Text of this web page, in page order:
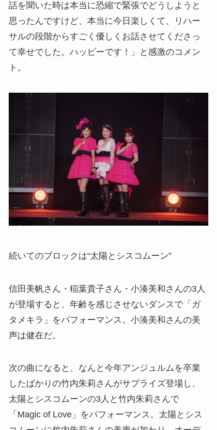
話を聞いた時は本当に恐縮で緊張でどうしようと
思ったんですけど、本当に今日楽しくて、リハー
サルの段階からすごく優しくお話させてくださっ
て幸せでした。ハッピーです！」と感激のコメン
ト。
続いてのブロックは“太陽とシスコムーン”
信田美帆さん・稲葉貴子さん・小湊美和さんの3人
が登場すると、年齢を感じさせないダンスで「ガ
タメキラ」をパフォーマンス。小湊美和さんの美
声は健在だ。
次の曲になると、なんと今年アンジュルムを卒業
したばかりの竹内朱莉さんがサプライズ登場し、
太陽とシスコムーンの3人と竹内朱莉さんで
「Magic of Love」をパフォーマンス。太陽とシス